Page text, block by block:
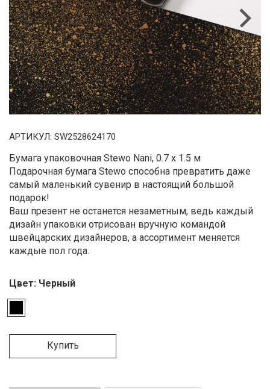
Previous Next
АРТИКУЛ: SW2528624170
Бумага упаковочная Stewo Nani, 0.7 x 1.5 м
Подарочная бумага Stewo способна превратить даже
самый маленький сувенир в настоящий большой
подарок!
Ваш презент не останется незаметным, ведь каждый
дизайн упаковки отрисован вручную командой
швейцарских дизайнеров, а ассортимент меняется
каждые пол года.
Цвет: Черный
Купить